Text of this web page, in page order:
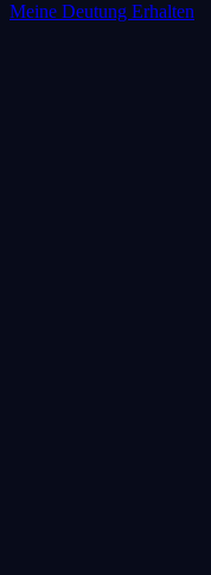
Meine Deutung Erhalten